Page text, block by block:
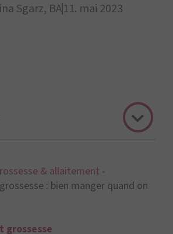
Sgarz, BA11. mai 2023
& allaitement -
: bien manger quand on